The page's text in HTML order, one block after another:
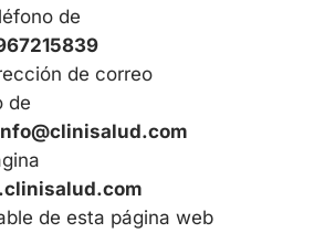
de
de correo
de
de esta página web